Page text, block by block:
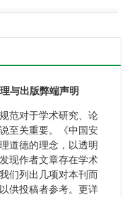
与出版弊端声明
对于学术研究、论
至关重要。《中国安
道德的理念，以透明
现作者文章存在学术
们列出几项对本刊而
供投稿者参考。更详